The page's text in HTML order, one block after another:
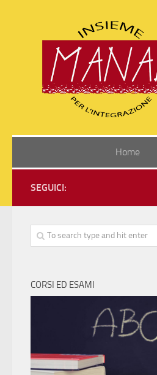
Home
SEGUICI:
CORSI ED ESAMI